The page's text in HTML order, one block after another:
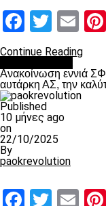
Continue Reading
Ανακοίνωση εννιά
αυτάρκη ΑΣ, την
Published
10 μήνες ago
on
22/10/2025
By
paokrevolution